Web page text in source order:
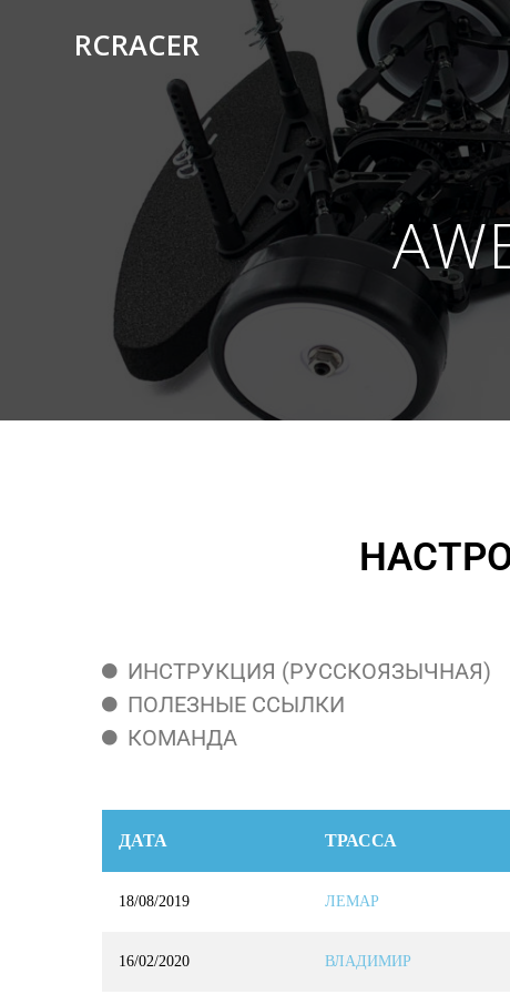
RCRACER
ИНСТРУКЦИЯ (РУССКОЯЗЫЧНАЯ)
ПОЛЕЗНЫЕ ССЫЛКИ
КОМАНДА
ДАТА ТРАССА
18/08/2019 ЛЕМАР
16/02/2020 ВЛАДИМИР